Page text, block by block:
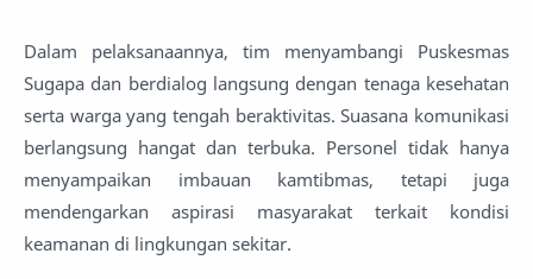
Dalam pelaksanaannya, tim menyambangi Puskesmas
Sugapa dan berdialog langsung dengan tenaga kesehatan
serta warga yang tengah beraktivitas. Suasana komunikasi
berlangsung hangat dan terbuka. Personel tidak hanya
menyampaikan imbauan kamtibmas, tetapi juga
mendengarkan aspirasi masyarakat terkait kondisi
keamanan di lingkungan sekitar.